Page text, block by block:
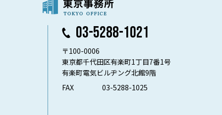
03-5288-1021
〒100-0006
東京都千代田区有楽町1丁目7番1号
有楽町電気ビルヂング北館9階
FAX
03-5288-1025